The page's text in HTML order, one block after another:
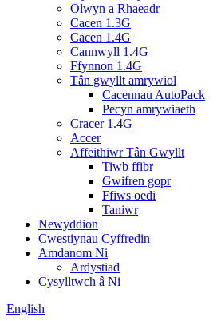
Olwyn a Rhaeadr
Cacen 1.3G
Cacen 1.4G
Cannwyll 1.4G
Ffynnon 1.4G
Tân gwyllt amrywiol
Cacennau AutoPack
Pecyn amrywiaeth
Cracer 1.4G
Accer
Affeithiwr Tân Gwyllt
Tiwb ffibr
Gwifren gopr
Ffiws oedi
Taniwr
Newyddion
Cwestiynau Cyffredin
Amdanom Ni
Ardystiad
Cysylltwch â Ni
English